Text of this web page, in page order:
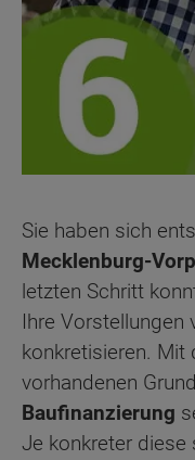
Sie haben sich
Mecklenburg-
letzten Schritt
Ihre Vorstellungen
konkretisieren. Mit
vorhandenen
Baufinanzierung
Je konkreter